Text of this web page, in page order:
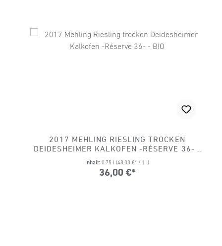
2017 MEHLING RIESLING TROCKEN
DEIDESHEIMER KALKOFEN -RÉSERVE 36- -
Inhalt: 0.75 l (48,00 €* / 1 l)
36,00 €*